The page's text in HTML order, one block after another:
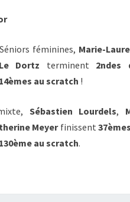
féminines, Marie-
Dortz terminent 2ndes
14èmes au scratch !
Sébastien Lourdels,
Meyerfinissent
130ème au scratch.